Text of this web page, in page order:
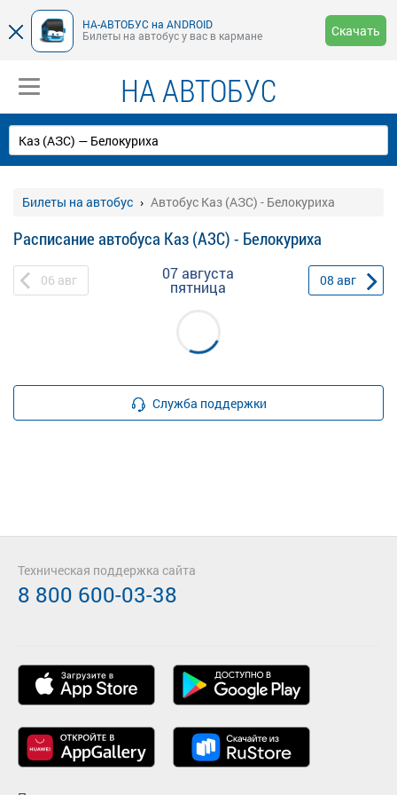
НА-АВТОБУС на ANDROID
Билеты на автобус у вас в кармане
Скачать
НА АВТОБУС
Билеты на автобус Автобус Каз (АЗС) - Белокуриха
Расписание автобуса Каз (АЗС) - Белокуриха
06 авг 07 августа
пятница 08 авг
Служба поддержки
Техническая поддержка сайта
8 800 600-03-38